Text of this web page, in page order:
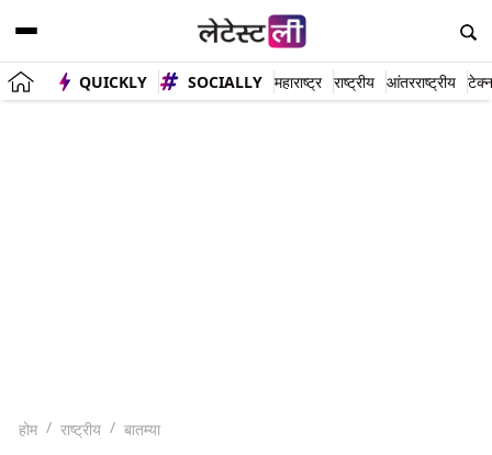
QUICKLY SOCIALLY महाराष्ट्र राष्ट्रीय आंतरराष्ट्रीय
होम राष्ट्रीय बातम्या